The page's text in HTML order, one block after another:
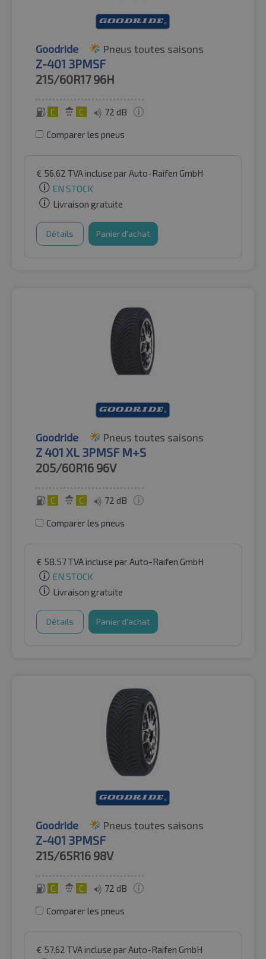
Goodride Pneus toutes saisons
Z-401 3PMSF
215/60R17 96H
C C 72 dB
Comparer les pneus
€ 56.62 TVA incluse par Auto-Raifen GmbH
EN STOCK
Livraison gratuite
Détails Panier d'achat
Goodride Pneus toutes saisons
Z 401 XL 3PMSF M+S
205/60R16 96V
C C 72 dB
Comparer les pneus
€ 58.57TVA incluse par Auto-Raifen GmbH
EN STOCK
Livraison gratuite
Détails Panier d'achat
Goodride Pneus toutes saisons
Z-401 3PMSF
215/65R16 98V
C C 72 dB
Comparer les pneus
€ 57.62 TVA incluse par Auto-Raifen GmbH